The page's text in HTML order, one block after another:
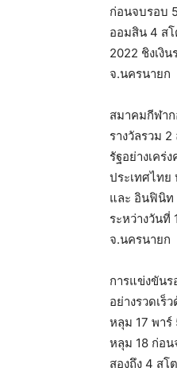
ก่อนจบรอบ
ออมสิน 4 ส
2022 ชิงเงิ
จ.นครนายก
สมาคมกีฬาก
รางวัลรวม
รัฐอย่างเคร่
ประเทศไทย
และ อินฟินิท
ระหว่างวัน
จ.นครนายก
การแข่งขันร
อย่างรวดเร็
หลุม 17 พาร์
หลุม 18 ก่อน
สองถึง 4 สโ